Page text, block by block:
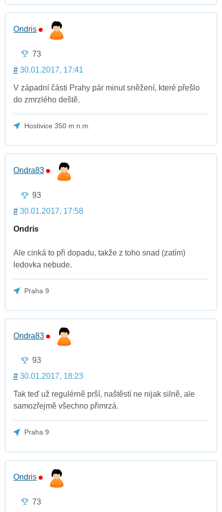
Ondris
73
# 30.01.2017, 17:41
V západní části Prahy pár minut sněžení, které přešlo
do zmrzlého deště.
Hostivice 350 m n.m.
Ondra83
93
# 30.01.2017, 17:58
Ondris
Ale cinká to při dopadu, takže z toho snad (zatím)
ledovka nebude.
Praha 9
Ondra83
93
# 30.01.2017, 18:23
Tak teď už regulérně prší, naštěstí ne nijak silně, ale
samozřejmě všechno přimrzá.
Praha 9
Ondris
73